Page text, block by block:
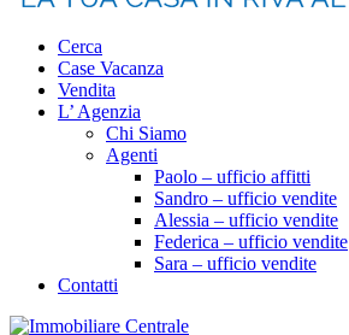
Cerca
Case Vacanza
Vendita
L’ Agenzia
Chi Siamo
Agenti
Paolo – ufficio affitti
Sandro – ufficio vendite
Alessia – ufficio vendite
Federica – ufficio vendite
Sara – ufficio vendite
Contatti